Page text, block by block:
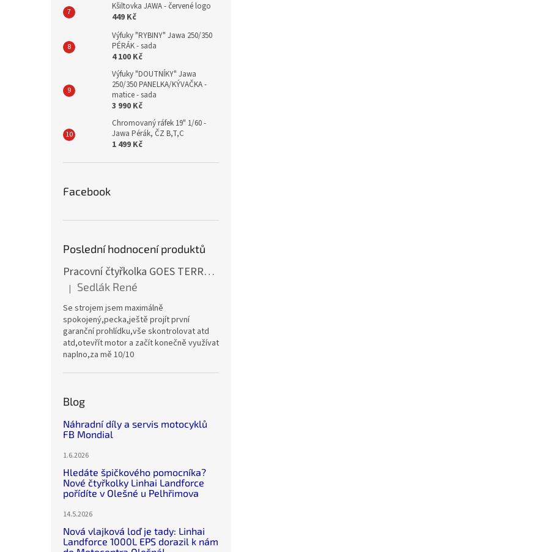
Kšiltovka JAWA - červené logo
449 Kč
Výfuky "RYBINY" Jawa 250/350
PÉRÁK - sada
4 100 Kč
Výfuky "DOUTNÍKY" Jawa
250/350 PANELKA/KÝVAČKA -
matice - sada
3 990 Kč
Chromovaný ráfek 19" 1/60 -
Jawa Pérák, ČZ B,T,C
1 499 Kč
Facebook
Poslední hodnocení produktů
Pracovní čtyřkolka GOES TERROX 400 T3B
Hodnocení produktu je 5 z 5 hvězdiček.
| Sedlák René
Se strojem jsem maximálně
spokojený,pecka,ještě projít první
garanční prohlídku,vše skontrolovat atd
atd,otevřít motor a začít konečně využívat
naplno,za mě 10/10
Blog
Náhradní díly a servis motocyklů
FB Mondial
1.6.2026
Hledáte špičkového pomocníka?
Nové čtyřkolky Linhai Landforce
pořídíte v Olešné u Pelhřimova
14.5.2026
Nová vlajková loď je tady: Linhai
Landforce 1000L EPS dorazil k nám